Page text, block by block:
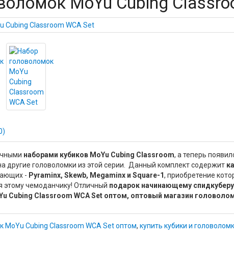
наборами кубиков MoYu Cubing Classroom, а теперь
другие головоломки из этой серии. Данный комплект содержит
- Pyraminx, Skewb, Megaminx и Square-1, приобретение
этому чемоданчику! Отличный подарок начинающему спидкуберу
Cubing Classroom WCA Set оптом, оптовый магазин
MoYu Cubing Classroom WCA Set оптом, купить кубики и